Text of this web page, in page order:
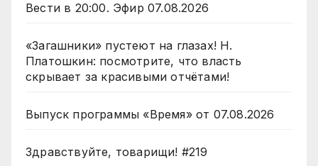
Вести в 20:00. Эфир 07.08.2026
«Загашники» пустеют на глазах! Н.
Платошкин: посмотрите, что власть
скрывает за красивыми отчётами!
Выпуск программы «Время» от 07.08.2026
Здравствуйте, товарищи! #219